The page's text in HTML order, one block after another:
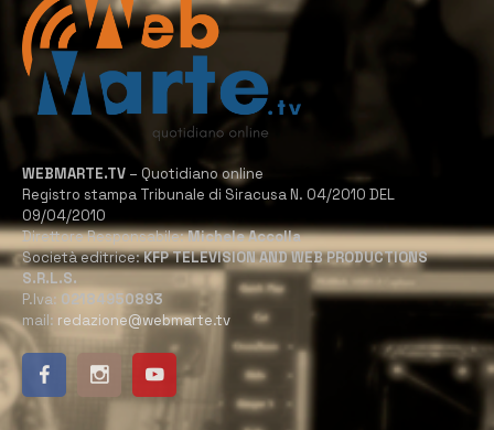
WEBMARTE.TV – Quotidiano online
Registro stampa Tribunale di Siracusa N. 04/2010 DEL
09/04/2010
Direttore Responsabile:Michele Accolla
Società editrice:KFP TELEVISION AND WEB PRODUCTIONS
S.R.L.S.
P.Iva: 02184950893
mail: redazione@webmarte.tv